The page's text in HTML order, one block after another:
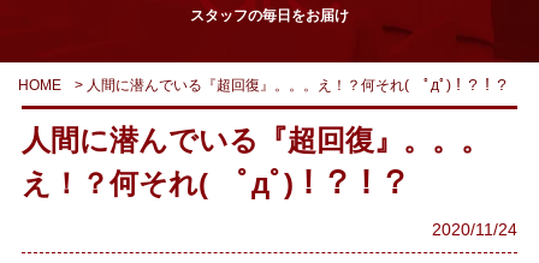
スタッフの毎日をお届け
HOME > 人間に潜んでいる『超回復』。。。え！？何それ( ﾟдﾟ)！？！？
人間に潜んでいる『超回復』。。。
え！？何それ( ﾟдﾟ)！？！？
2020/11/24